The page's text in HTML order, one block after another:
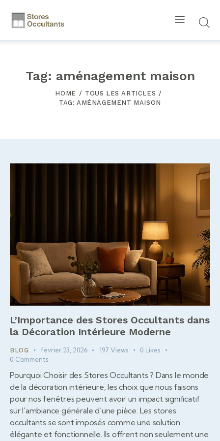
Tag: aménagement maison
HOME
TOUS LES ARTICLES
TAG: AMÉNAGEMENT MAISON
L’Importance des Stores Occultants dans
la Décoration Intérieure Moderne
BLOG février 23, 2026 197 Views 0 Likes
0 Comments
Pourquoi Choisir des Stores Occultants ? Dans le monde
de la décoration intérieure, les choix que nous faisons
pour nos fenêtres peuvent avoir un impact significatif
sur l'ambiance générale d'une pièce. Les stores
occultants se sont imposés comme une solution
élégante et fonctionnelle. Ils offrent non seulement une